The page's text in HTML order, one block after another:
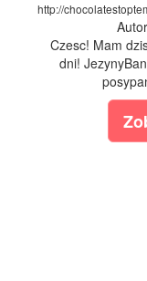
http://
Czesc! Mam
dni!